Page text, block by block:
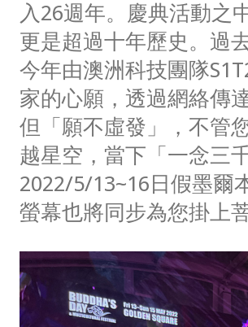
入26週年。慶典活動之
更是超過十年歷史。過
今年由澳洲科技團隊
家的心願，透過網絡傳
但「願不虛發」，不管
越星空，當下「一念三
2022/5/13~16日假墨爾
螢幕也將同步為您掛上